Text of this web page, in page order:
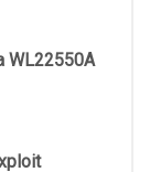
WL22550A